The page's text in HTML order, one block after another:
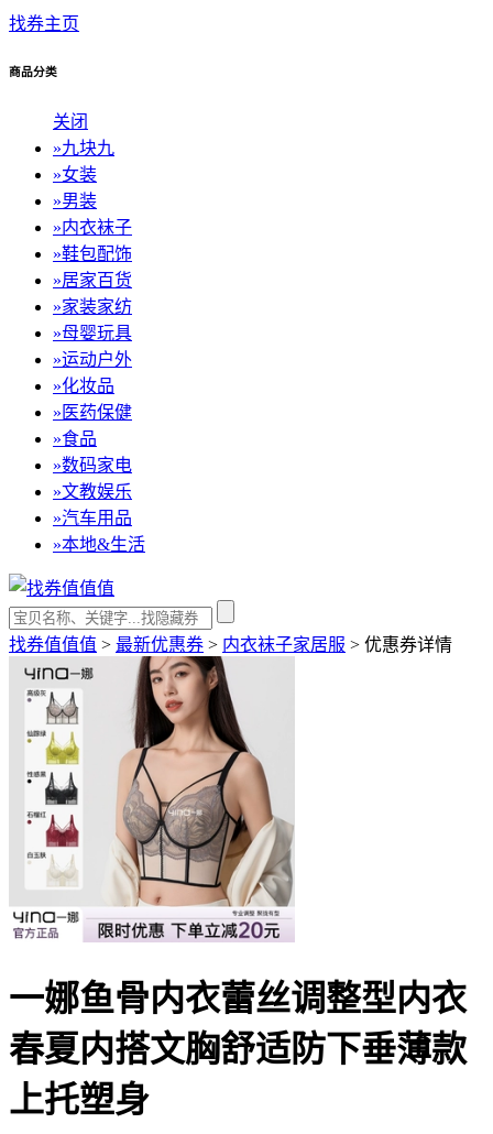
找券主页
商品分类
关闭
»九块九
»女装
»男装
»内衣袜子
»鞋包配饰
»居家百货
»家装家纺
»母婴玩具
»运动户外
»化妆品
» 医药保健
»食品
»数码家电
»文教娱乐
»汽车用品
»本地&生活
找券值值值 > 最新优惠券 > 内衣袜子家居服 > 优惠券详情
一娜鱼骨内衣蕾丝调整型内衣
春夏内搭文胸舒适防下垂薄款
上托塑身